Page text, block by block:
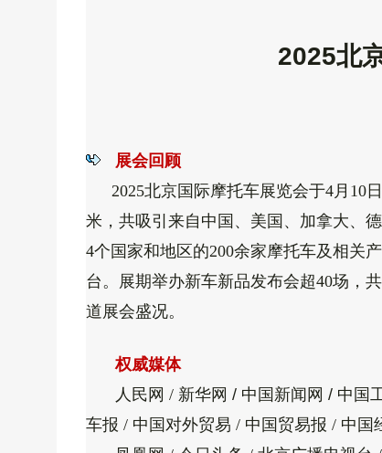
2025北
展会回顾
2025北京国际摩托车展览会于4月10
米，共吸引来自 中国、 美国、 加拿大、
4个国家和地区 的200余家摩托车及相关
台。展期举办新车新品发布会超40场，
道展会盛况。
权威媒体
人民网 / 新华网 / 中国新闻网 / 中国
车报 / 中国对外贸易 / 中国贸易报 / 中国